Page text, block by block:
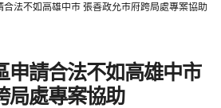
合法不如高雄中市 張善政允市府跨局處專案協助
申請合法不如高雄中市
局處專案協助